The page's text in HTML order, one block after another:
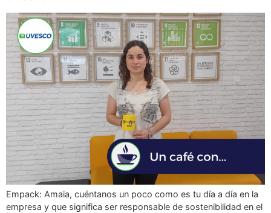
Empack: Amaia, cuéntanos un poco como es tu día a día en la
empresa y que significa ser responsable de sostenibilidad en el